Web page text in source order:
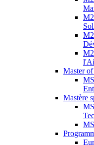
Master
Mastère